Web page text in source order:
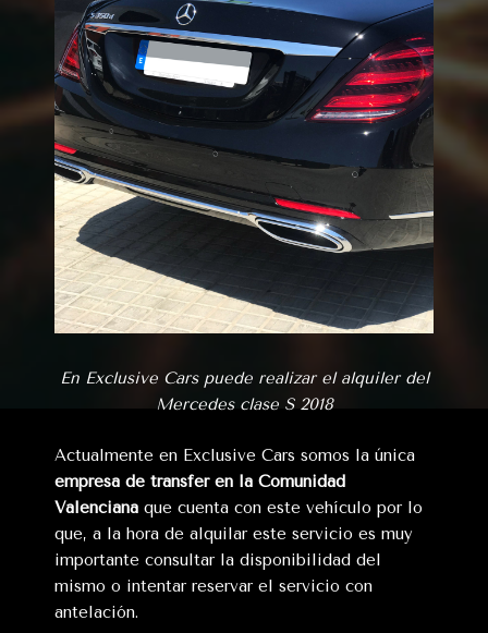
En Exclusive Cars puede realizar el alquiler del
Mercedes clase S 2018
Actualmente en Exclusive Cars somos la única
empresa de transfer en la Comunidad
Valenciana que cuenta con este vehículo por lo
que, a la hora de alquilar este servicio es muy
importante consultar la disponibilidad del
mismo o intentar reservar el servicio con
antelación.